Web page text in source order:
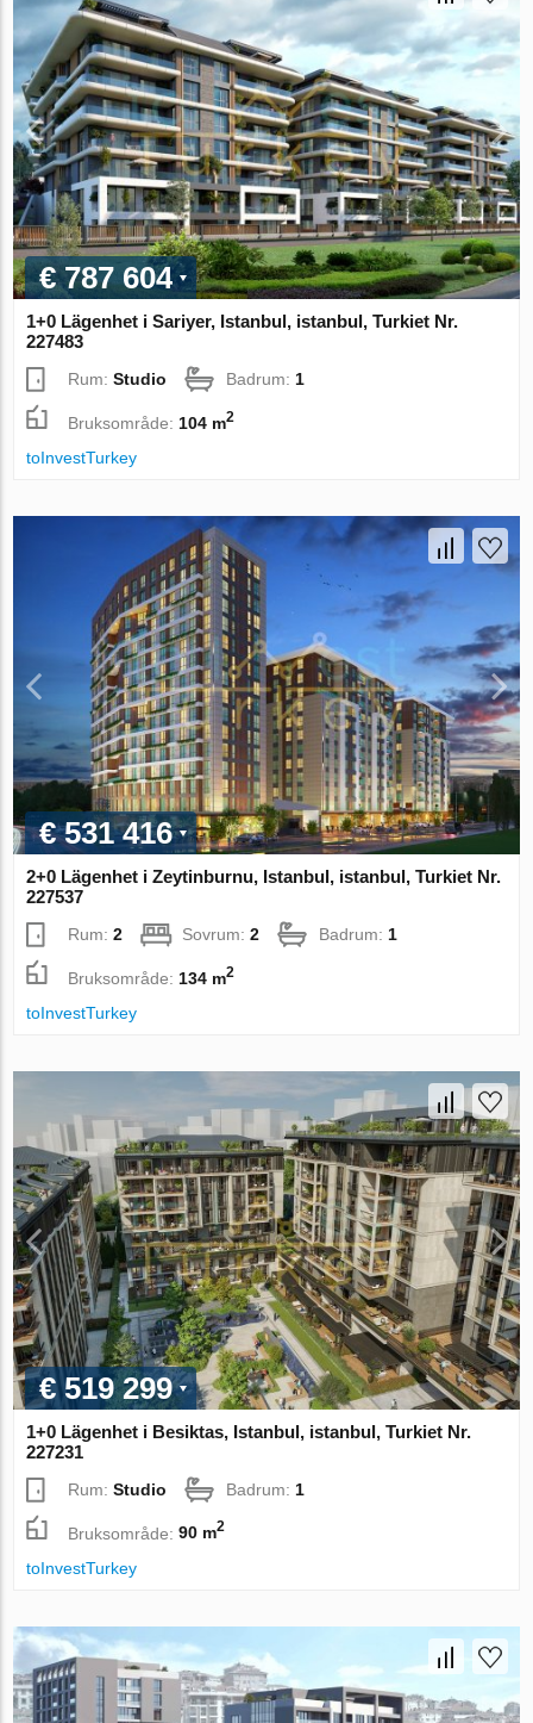
€ 787 604
1+0 Lägenhet i Sariyer, Istanbul, istanbul, Turkiet Nr.
227483
Rum:Studio Badrum:1
Bruksområde: 104 m2
toInvestTurkey
€ 531 416
2+0 Lägenhet i Zeytinburnu, Istanbul, istanbul, Turkiet Nr.
227537
Rum:2 Sovrum:2 Badrum: 1
Bruksområde: 134 m2
toInvestTurkey
€ 519 299
1+0 Lägenhet i Besiktas, Istanbul, istanbul, Turkiet Nr.
227231
Rum:Studio Badrum: 1
Bruksområde:90 m2
toInvestTurkey